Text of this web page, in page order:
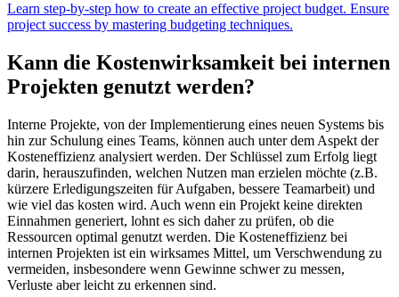
Learn step-by-step how to create an effective project budget. Ensure
project success by mastering budgeting techniques.
Kann die Kostenwirksamkeit bei internen
Projekten genutzt werden?
Interne Projekte, von der Implementierung eines neuen Systems bis
hin zur Schulung eines Teams, können auch unter dem Aspekt der
Kosteneffizienz analysiert werden. Der Schlüssel zum Erfolg liegt
darin, herauszufinden, welchen Nutzen man erzielen möchte (z.B.
kürzere Erledigungszeiten für Aufgaben, bessere Teamarbeit) und
wie viel das kosten wird. Auch wenn ein Projekt keine direkten
Einnahmen generiert, lohnt es sich daher zu prüfen, ob die
Ressourcen optimal genutzt werden. Die Kosteneffizienz bei
internen Projekten ist ein wirksames Mittel, um Verschwendung zu
vermeiden, insbesondere wenn Gewinne schwer zu messen,
Verluste aber leicht zu erkennen sind.